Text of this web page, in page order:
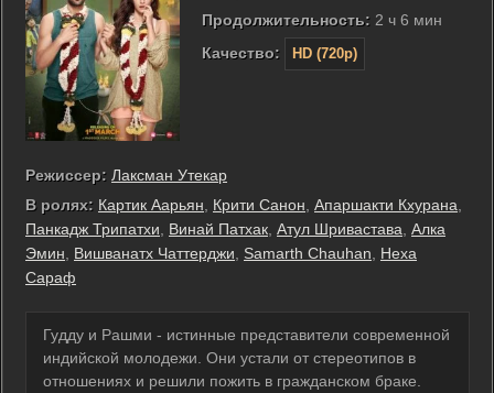
Продолжительность: 2 ч 6 мин
Качество:
HD (720p)
Режиссер: Лаксман Утекар
В ролях: Картик Аарьян Крити Санон Апаршакти Кхурана
Панкадж Трипатхи
Винай Патхак Атул Шривастава Алка
Эмин
Вишванатх Чаттерджи Samarth Chauhan
Неха
Сараф
Гудду и Рашми - истинные представители современной
индийской молодежи. Они устали от стереотипов в
отношениях и решили пожить в гражданском браке.